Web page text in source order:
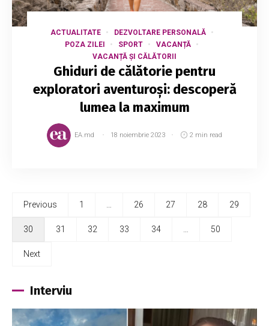
ACTUALITATE
DEZVOLTARE PERSONALĂ
POZA ZILEI
SPORT
VACANȚĂ
VACANȚĂ ȘI CĂLĂTORII
Ghiduri de călătorie pentru
exploratori aventuroși: descoperă
lumea la maximum
EA.md 18 noiembrie 2023 2 min read
Previous 1 26 27 28 29
30 31 32 33 34 50
Next
Interviu